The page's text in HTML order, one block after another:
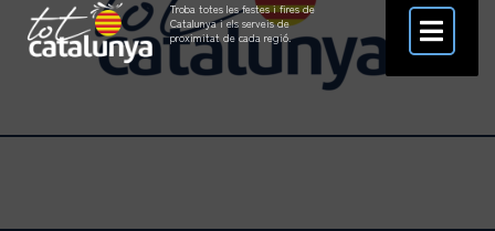
Troba totes les festes i fires de
Catalunya i els serveis de
proximitat de cada regió.